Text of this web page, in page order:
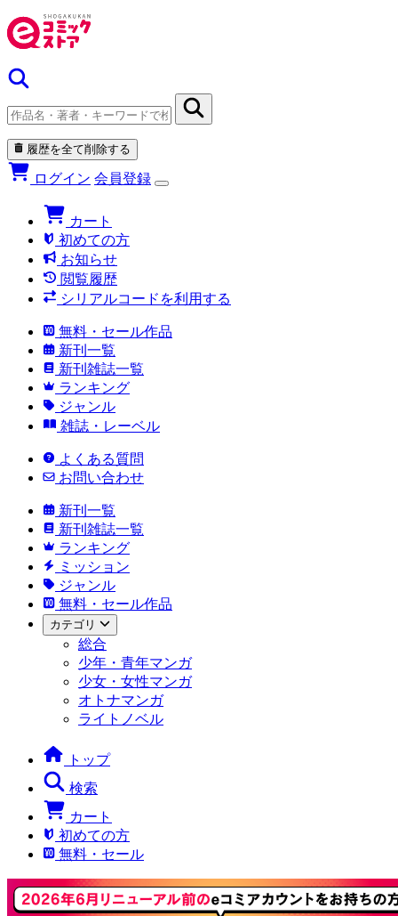
履歴を全て削除する
ログイン 会員登録
カート
初めての方
お知らせ
閲覧履歴
シリアルコードを利用する
無料・セール作品
新刊一覧
新刊雑誌一覧
ランキング
ジャンル
雑誌・レーベル
よくある質問
お問い合わせ
新刊一覧
新刊雑誌一覧
ランキング
ミッション
ジャンル
無料・セール作品
カテゴリ
総合
少年・青年マンガ
少女・女性マンガ
オトナマンガ
ライトノベル
トップ
検索
カート
初めての方
無料・セール